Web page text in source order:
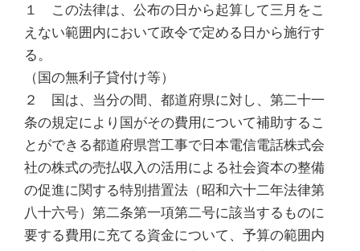
１ この法律は、公布の日から起算して三月をこ
えない範囲内において政令で定める日から施行す
る。
（国の無利子貸付け等）
２ 国は、当分の間、都道府県に対し、第二十一
条の規定により国がその費用について補助するこ
とができる都道府県営工事で日本電信電話株式会
社の株式の売払収入の活用による社会資本の整備
の促進に関する特別措置法（昭和六十二年法律第
八十六号）第二条第一項第二号に該当するものに
要する費用に充てる資金について、予算の範囲内